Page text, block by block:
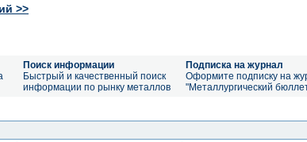
>>
Поиск информации
Быстрый и качественный поиск
информации по рынку металлов
Подписка на журнал
Оформите подписку на
"Металлургический